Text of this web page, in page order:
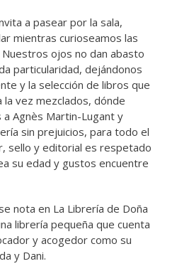
a pasear por la sala,
mientras curioseamos las
ojos no dan abasto
particularidad, dejándonos
y la selección de libros que
vez mezclados, dónde
Agnès Martin-Lugant y
sin prejuicios, para todo el
sello y editorial es respetado
su edad y gustos encuentre
nota en La Librería de Doña
librería pequeña que cuenta
y acogedor como su
y Dani.